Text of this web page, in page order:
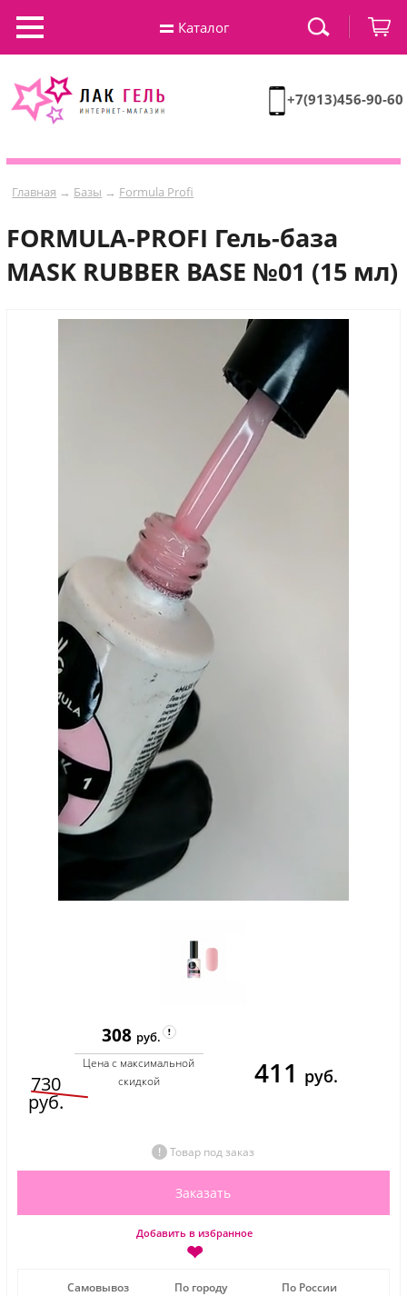
+7(913)456-90-60
Главная → Базы → Formula Profi
FORMULA-PROFI Гель-база
MASK RUBBER BASE №01 (15 мл)
730
руб.
308 руб.
Цена с максимальной
скидкой
411 руб.
Товар под заказ
Заказать
Добавить в избранное
❤
Самовывоз По городу По России
Каталог